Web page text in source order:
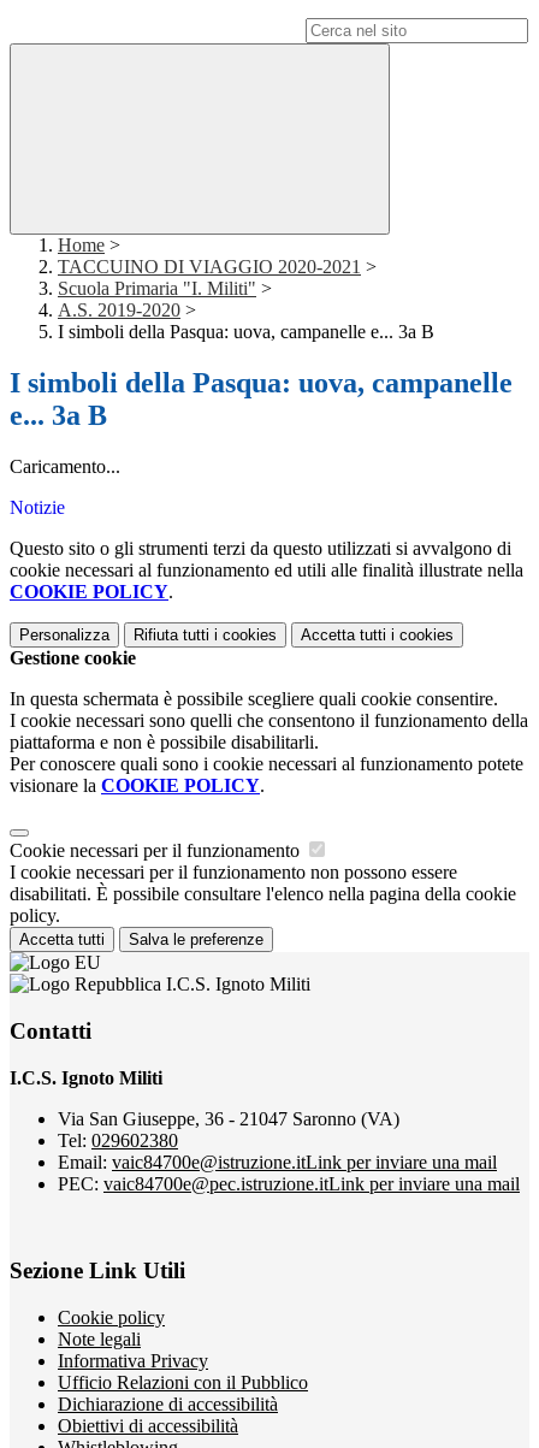
Home >
TACCUINO DI VIAGGIO 2020-2021 >
Scuola Primaria "I. Militi" >
A.S. 2019-2020 >
I simboli della Pasqua: uova, campanelle e... 3a B
I simboli della Pasqua: uova, campanelle
e... 3a B
Caricamento...
Notizie
Questo sito o gli strumenti terzi da questo utilizzati si avvalgono di
cookie necessari al funzionamento ed utili alle finalità illustrate nella
COOKIE POLICY.
Personalizza Rifiuta tutti i cookies Accetta tutti i cookies
Gestione cookie
In questa schermata è possibile scegliere quali cookie consentire.
I cookie necessari sono quelli che consentono il funzionamento della
piattaforma e non è possibile disabilitarli.
Per conoscere quali sono i cookie necessari al funzionamento potete
visionare la COOKIE POLICY.
Cookie necessari per il funzionamento
I cookie necessari per il funzionamento non possono essere
disabilitati. È possibile consultare l'elenco nella pagina della cookie
policy.
Accetta tutti Salva le preferenze
I.C.S. Ignoto Militi
Contatti
I.C.S. Ignoto Militi
Via San Giuseppe, 36 - 21047 Saronno (VA)
Tel: 029602380
Email: vaic84700e@istruzione.itLink per inviare una mail
PEC: vaic84700e@pec.istruzione.itLink per inviare una mail
Sezione Link Utili
Cookie policy
Note legali
Informativa Privacy
Ufficio Relazioni con il Pubblico
Dichiarazione di accessibilità
Obiettivi di accessibilità